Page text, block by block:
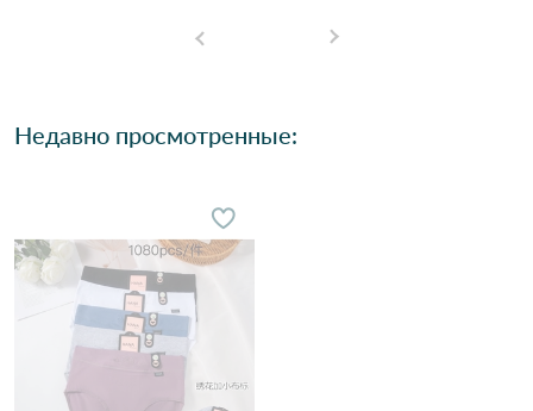
Недавно просмотренные: